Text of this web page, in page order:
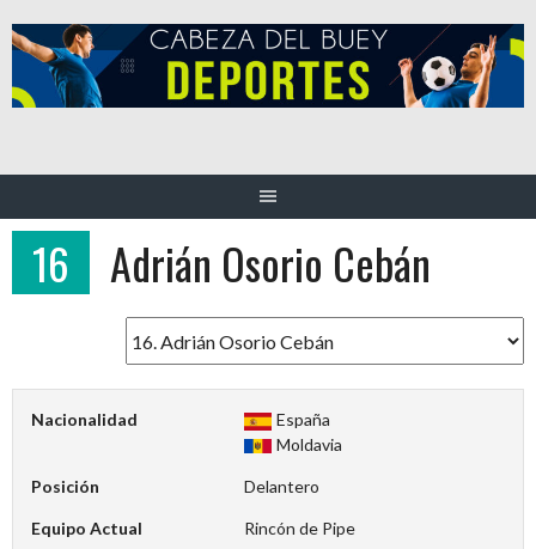
al
contenido
16 Adrián Osorio Cebán
Nacionalidad
España
Moldavia
Posición Delantero
Equipo Actual Rincón de Pipe